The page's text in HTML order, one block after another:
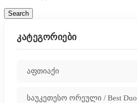
Search
ᲙᲐᲢᲔᲒᲝᲠᲘᲔᲑᲘ
აფთიაქი
საუკეთესო ორეული / Best Duo